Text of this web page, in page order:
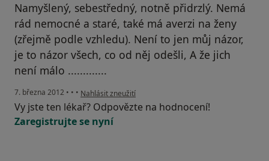
Namyšlený, sebestředný, notně přidrzlý. Nemá
rád nemocné a staré, také má averzi na ženy
(zřejmě podle vzhledu). Není to jen můj názor,
je to názor všech, co od něj odešli, A že jich
není málo .............
7. března 2012 • • • podle názoru uživatele Váš účet byl odstraněn
Nahlásit zneužití
Vy jste ten lékař? Odpovězte na hodnocení!
Zaregistrujte se nyní